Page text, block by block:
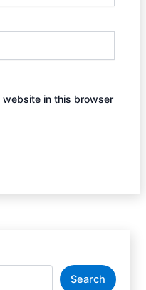
website in this browser
Search